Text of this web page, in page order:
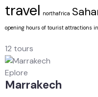
travel northafrica
opening hours of tourist attractions in
12 tours
Eplore
Marrakech